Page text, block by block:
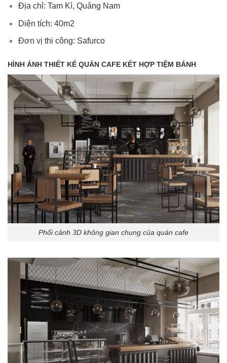
Địa chỉ: Tam Kì, Quảng Nam
Diện tích: 40m2
Đơn vị thi công: Safurco
HÌNH ẢNH THIẾT KẾ QUÁN CAFE KẾT HỢP TIỆM BÁNH
Phối cảnh 3D không gian chung của quán cafe